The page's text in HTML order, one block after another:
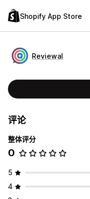
Shopify App Store
Reviewal
评论
整体评分
0
5
4